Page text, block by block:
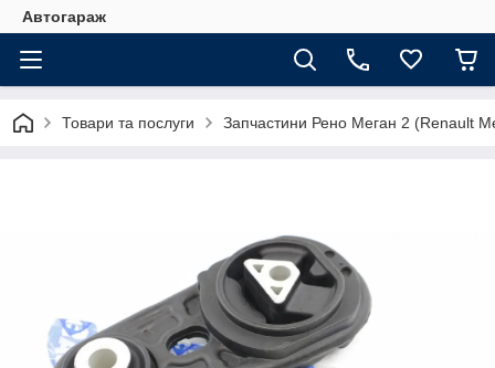
Автогараж
Товари та послуги Запчастини Рено Меган 2 (Renault